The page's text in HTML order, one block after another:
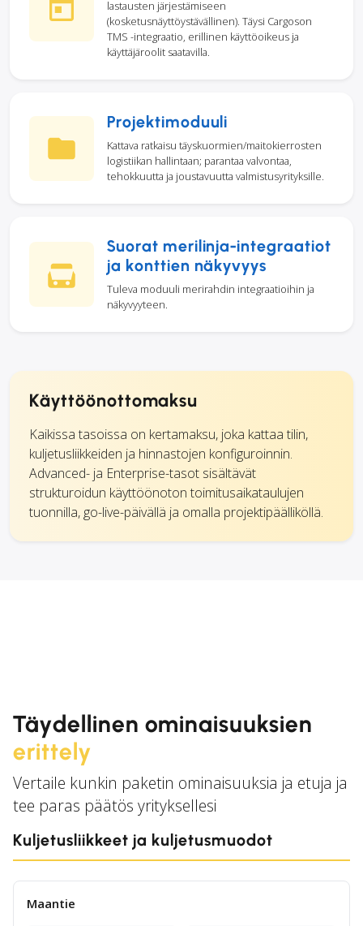
lastausten järjestämiseen
(kosketusnäyttöystävällinen). Täysi Cargoson
TMS -integraatio, erillinen käyttöoikeus ja
käyttäjäroolit saatavilla.
Projektimoduuli
Kattava ratkaisu täyskuormien/maitokierrosten
logistiikan hallintaan; parantaa valvontaa,
tehokkuutta ja joustavuutta valmistusyrityksille.
Suorat merilinja-integraatiot
ja konttien näkyvyys
Tuleva moduuli merirahdin integraatioihin ja
näkyvyyteen.
Käyttöönottomaksu
Kaikissa tasoissa on kertamaksu, joka kattaa tilin,
kuljetusliikkeiden ja hinnastojen konfiguroinnin.
Advanced- ja Enterprise-tasot sisältävät
strukturoidun käyttöönoton toimitusaikataulujen
tuonnilla, go-live-päivällä ja omalla projektipäälliköllä.
Täydellinen ominaisuuksien
erittely
Vertaile kunkin paketin ominaisuuksia ja etuja ja
tee paras päätös yrityksellesi
Kuljetusliikkeet ja kuljetusmuodot
Maantie